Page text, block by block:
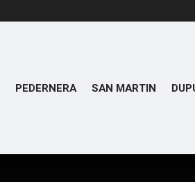
PEDERNERA SAN MARTIN